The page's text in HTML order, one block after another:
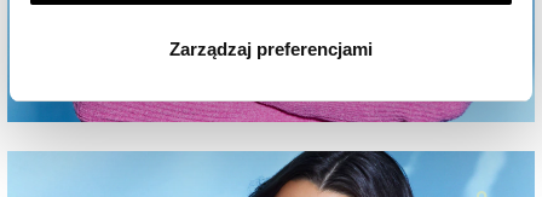
korzystamy. Możesz również wybrać jaki rodzaj plików
Zarządzaj preferencjami. W każdej chwili możesz
Zarządzaj preferencjami